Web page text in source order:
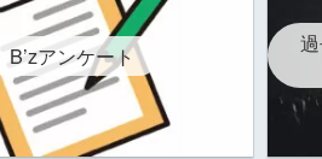
B’zアンケート